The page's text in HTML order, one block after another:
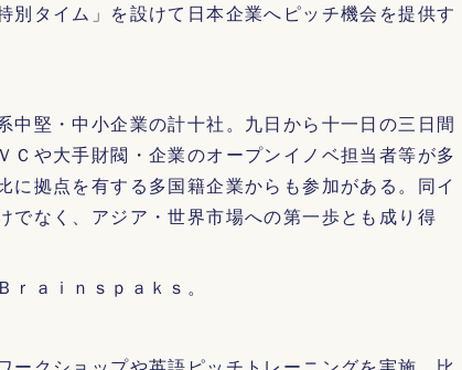
別タイム」を設けて日本企業へピッチ機会を提供す
中堅・中小企業の計十社。九日から十一日の三日間
Ｃや大手財閥・企業のオープンイノベ担当者等が多
拠点を有する多国籍企業からも参加がある。同イ
でなく、アジア・世界市場への第一歩とも成り得
ａｉｎｓｐａｋｓ。